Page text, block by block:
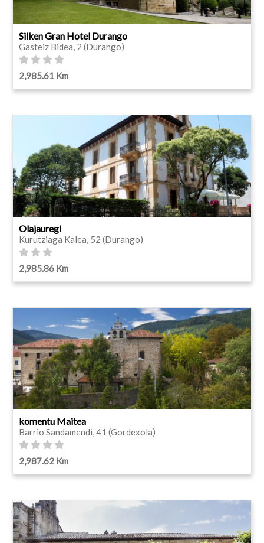
Silken Gran Hotel Durango
Gasteiz Bidea, 2 (Durango)
2,985.61 Km
Olajauregi
Kurutziaga Kalea, 52 (Durango)
2,985.86 Km
komentu Maitea
Barrio Sandamendi, 41 (Gordexola)
2,987.62 Km